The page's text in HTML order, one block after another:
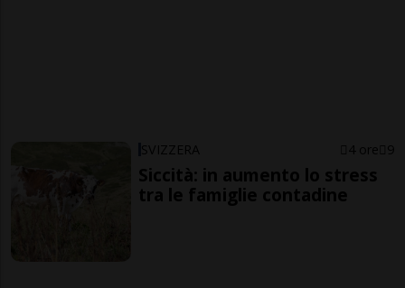
SVIZZERA 4 ore 9
Siccità: in aumento lo stress
tra le famiglie contadine